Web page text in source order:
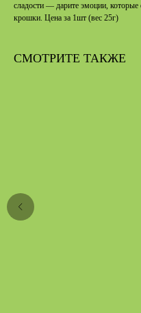
сладости — дарите эмоции, которые
крошки. Цена за 1шт (вес 25г)
СМОТРИТЕ ТАКЖЕ